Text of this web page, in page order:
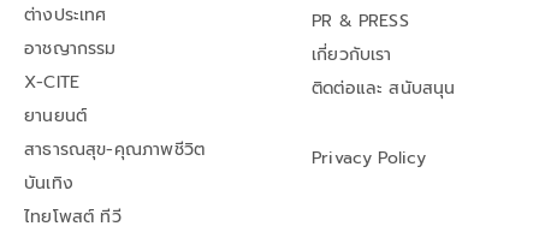
ต่างประเทศ
อาชญากรรม
X-CITE
ยานยนต์
สาธารณสุข-คุณภาพชีวิต
บันเทิง
ไทยโพสต์ ทีวี
PR & PRESS
เกี่ยวกับเรา
ติดต่อและ สนับสนุน
Privacy Policy